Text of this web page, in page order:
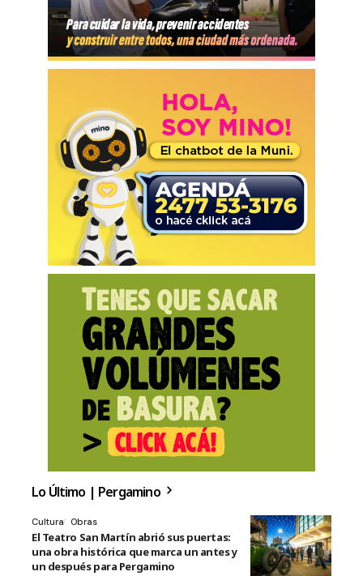
Lo Último | Pergamino
Cultura Obras
El Teatro San Martín abrió sus puertas:
una obra histórica que marca un antes y
un después para Pergamino